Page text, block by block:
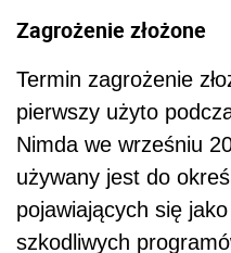
Zagrożenie złożone
Termin zagrożenie
pierwszy użyto
Nimda we wrześniu
używany jest do
pojawiających się
szkodliwych